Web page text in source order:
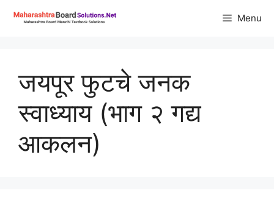
Menu
जयपूर फुटचे जनक
स्वाध्याय (भाग २ गद्य
आकलन)